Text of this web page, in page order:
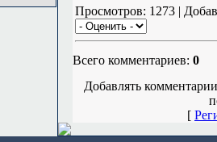
Просмотров: 1273 |
Всего комментариев: 0
Добавлять
[